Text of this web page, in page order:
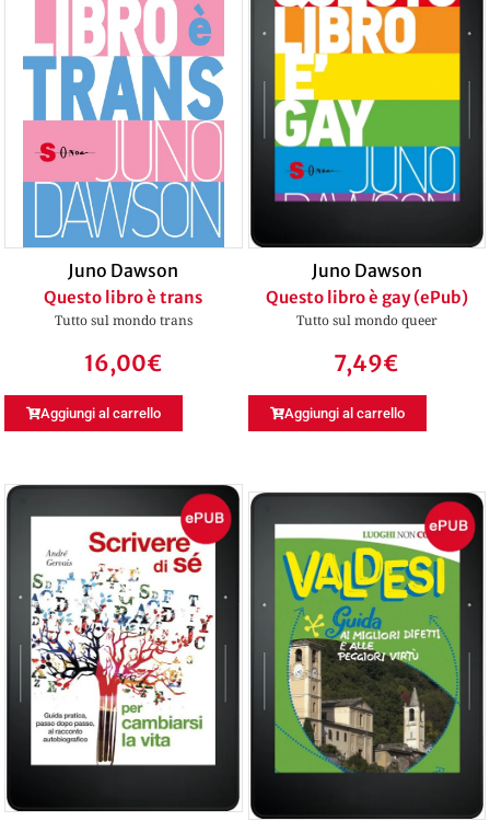
Juno Dawson
Questo libro è trans
Tutto sul mondo trans
16,00€
Aggiungi al carrello
Juno Dawson
Questo libro è gay (ePub)
Tutto sul mondo queer
7,49€
Aggiungi al carrello